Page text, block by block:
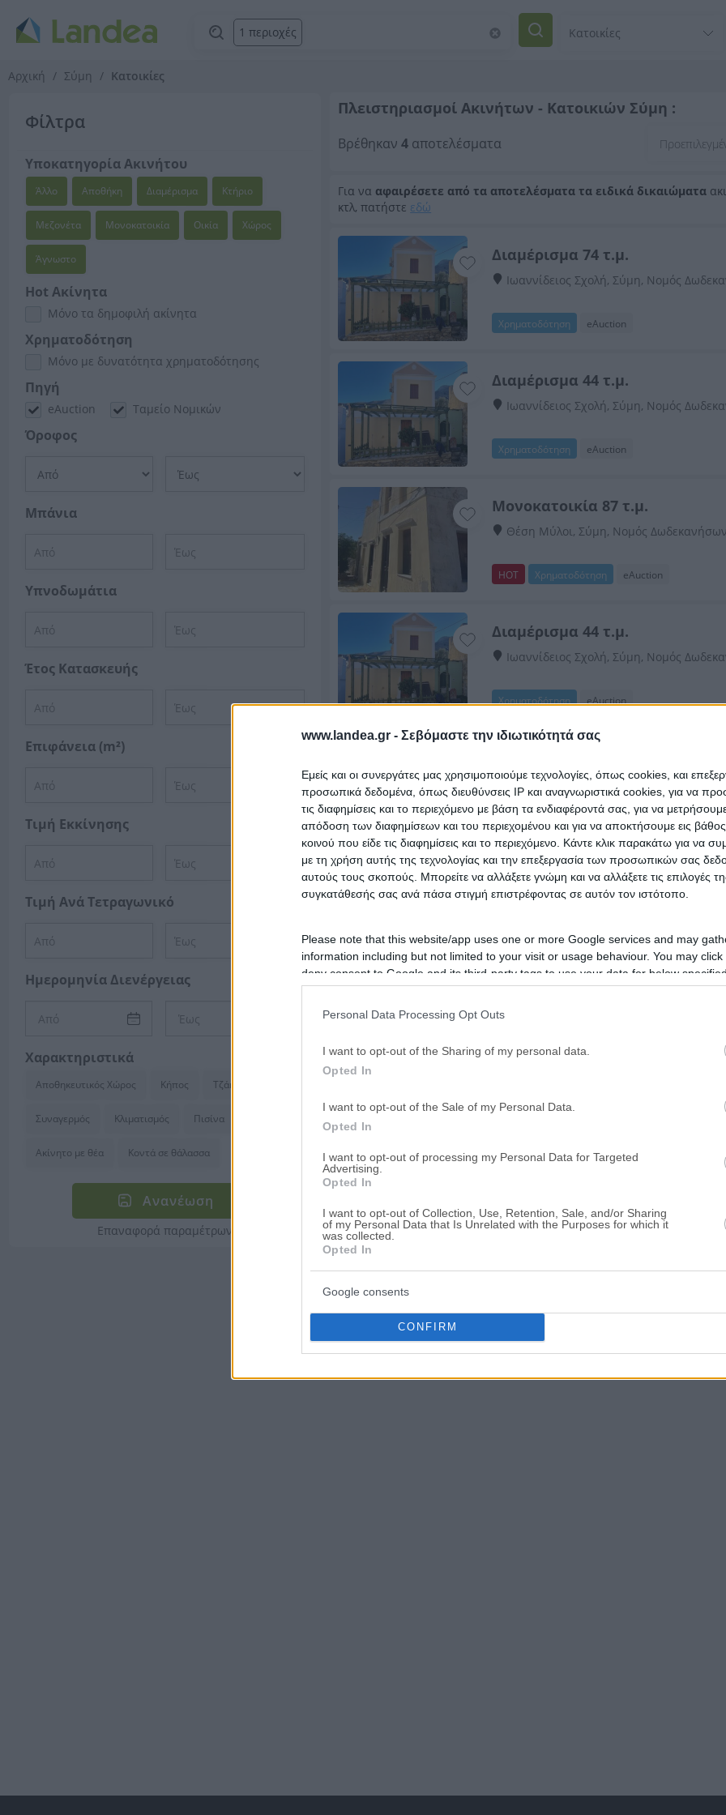
www.landea.gr - Σεβόμαστε την ιδιωτικότητά σας
Εμείς και οι συνεργάτες μας χρησιμοποιούμε τεχνολογίες, όπως cookies, και
προσωπικά δεδομένα, όπως διευθύνσεις IP και αναγνωριστικά cookies, για να
τις διαφημίσεις και το περιεχόμενο με βάση τα ενδιαφέροντά σας, για να
απόδοση των διαφημίσεων και του περιεχομένου και για να αποκτήσουμε εις
κοινού που είδε τις διαφημίσεις και το περιεχόμενο. Κάντε κλικ παρακάτω για να
με τη χρήση αυτής της τεχνολογίας και την επεξεργασία των προσωπικών σας
αυτούς τους σκοπούς. Μπορείτε να αλλάξετε γνώμη και να αλλάξετε τις επιλογές
συγκατάθεσής σας ανά πάσα στιγμή επιστρέφοντας σε αυτόν τον ιστότοπο.
Please note that this website/app uses one or more Google services and may
information including but not limited to your visit or usage behaviour. You may
deny consent to Google and its third-party tags to use your data for below
in below Google consent section.
Personal Data Processing Opt Outs
I want to opt-out of the Sharing of my personal data.
Opted In
I want to opt-out of the Sale of my Personal Data.
Opted In
I want to opt-out of processing my Personal Data for Targeted
Advertising.
Opted In
I want to opt-out of Collection, Use, Retention, Sale, and/or Sharing
of my Personal Data that Is Unrelated with the Purposes for which it
was collected.
Opted In
Google consents
CONFIRM
1 περιοχές
Αρχική Σύμη Κατοικίες
Φίλτρα
Υποκατηγορία Ακινήτου
Άλλο Αποθήκη Διαμέρισμα Κτήριο
Μεζονέτα Μονοκατοικία Οικία Χώρος
Άγνωστο
Hot Ακίνητα
Μόνο τα δημοφιλή ακίνητα
Χρηματοδότηση
Μόνο με δυνατότητα χρηματοδότησης
Πηγή
eAuction Ταμείο Νομικών
Όροφος
Μπάνια
Υπνοδωμάτια
Έτος Κατασκευής
Επιφάνεια (m²)
Τιμή Εκκίνησης
Τιμή Ανά Τετραγωνικό
Ημερομηνία Διενέργειας
Χαρακτηριστικά
Αποθηκευτικός Χώρος Κήπος Τζάκι
Συναγερμός Κλιματισμός Πισίνα
Ακίνητο με θέα Κοντά σε θάλασσα
Ανανέωση
Επαναφορά παραμέτρων
Πλειστηριασμοί Ακινήτων - Κατοικιών Σύμη :
Βρέθηκαν4 αποτελέσματα
Για να αφαιρέσετε από τα αποτελέσματα τα ειδικά δικαιώματα
κτλ, πατήστε εδώ
Διαμέρισμα 74 τ.μ.
Ιωαννίδειος Σχολή, Σύμη, Νομός
Χρηματοδότηση eAuction
Διαμέρισμα 44 τ.μ.
Ιωαννίδειος Σχολή, Σύμη, Νομός
Χρηματοδότηση eAuction
Μονοκατοικία 87 τ.μ.
Θέση Μύλοι, Σύμη, Νομός Δωδεκανήσων
HOT Χρηματοδότηση eAuction
Διαμέρισμα 44 τ.μ.
Ιωαννίδειος Σχολή, Σύμη, Νομός
Χρηματοδότηση eAuction
Αποθηκεύστε την αναζήτησή σας για να λαμβάνετε
Ψάχνετε για Κατοικίες σε πλειστηριασμόσεΣύμη; Εδώ μπορείτε να
πλειστηριασμούς κατοικιών
σε Σύμη
, η οποία ανανεώνεται
περιορίσετε τα ακίνητα και να επιλέξετε αυτό που ταιριάζει στις
Σχετικές Αναζητήσεις
Πλειστηριασμοί Ακινήτων Σύμη|Πλειστηριασμοί Διαμερισμάτων Σύμη